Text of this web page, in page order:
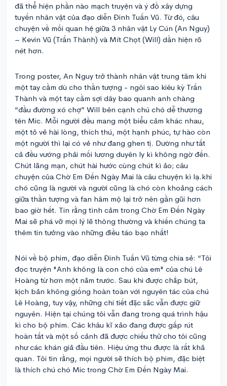
đã thể hiện phần nào mạch truyện và ý đồ xây dựng
tuyến nhân vật của đạo diễn Đinh Tuấn Vũ. Từ đó, câu
chuyện về mối quan hệ giữa 3 nhân vật Ly Cún (An Nguy)
– Kevin Vũ (Trấn Thành) và Mít Chọt (Will) dần hiện rõ
nét hơn.
Trong poster, An Nguy trở thành nhân vật trung tâm khi
một tay cầm dù cho thần tượng - ngôi sao kiêu kỳ Trấn
Thành và một tay cầm sợi dây bao quanh anh chàng
“đầu đường xó chợ” Will bên cạnh chú chó dễ thương
tên Mic. Mỗi người đều mang một biểu cảm khác nhau,
một tỏ vẻ hài lòng, thích thú, một hạnh phúc, tự hào còn
một người thì lại có vẻ như đang ghen tị. Dường như tất
cả đều vướng phải mối lương duyên ly kì không ngờ đến.
Chút lãng mạn, chút hài hước cùng chút kì ảo; câu
chuyện của Chờ Em Đến Ngày Mai là câu chuyện kì lạ.khi
chó cũng là người và người cũng là chó còn khoảng cách
giữa thần tượng và fan hâm mộ lại trở nên gần gũi hơn
bao giờ hết. Tin rằng tình cảm trong Chờ Em Đến Ngày
Mai sẽ phá vỡ mọi lý lẽ thông thường và khiến chúng ta
thêm tin tưởng vào những điều táo bạo nhất!
Nói về bộ phim, đạo diễn Đinh Tuấn Vũ từng chia sẻ: “Tôi
đọc truyện "Anh không là con chó của em" của chú Lê
Hoàng từ hơn một năm trước. Sau khi được chắp bút,
kịch bản không giống hoàn toàn với nguyên tác của chú
Lê Hoàng, tuy vậy, những chi tiết đặc sắc vẫn được giữ
nguyên. Hiện tại chúng tôi vẫn đang trong quá trình hậu
kì cho bộ phim. Các khâu kĩ xảo đang được gấp rút
hoàn tất và một số cảnh đã được chiếu thử cho tôi cũng
như các khán giả đầu tiên. Hiệu ứng thu được là rất khả
quan. Tôi tin rằng, mọi người sẽ thích bộ phim, đặc biệt
là thích chú chó Mic trong Chờ Em Đến Ngày Mai.